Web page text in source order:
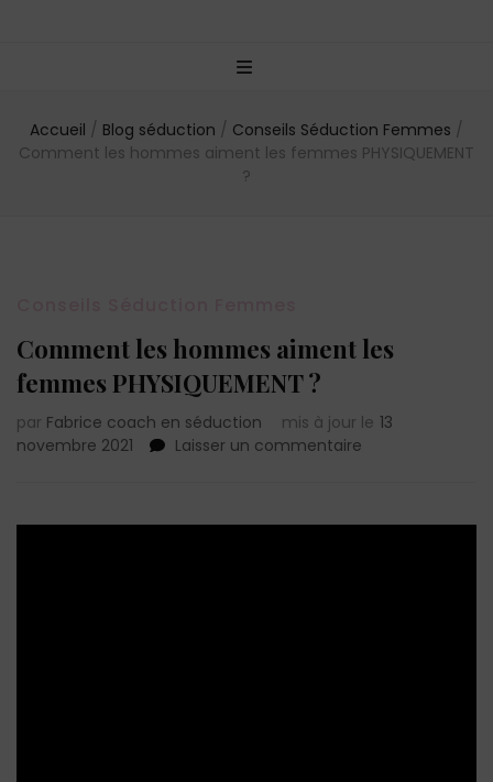
Accueil / Blog séduction / Conseils Séduction Femmes /
Comment les hommes aiment les femmes PHYSIQUEMENT
?
Comment les hommes aiment les
femmes PHYSIQUEMENT ?
par Fabrice coach en séduction mis à jour le 13
novembre 2021
Laisser un commentaire